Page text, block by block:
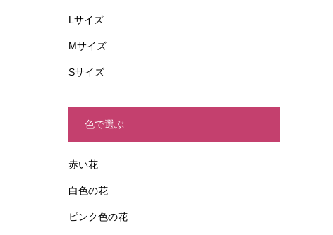
Lサイズ
Mサイズ
Sサイズ
色で選ぶ
赤い花
白色の花
ピンク色の花